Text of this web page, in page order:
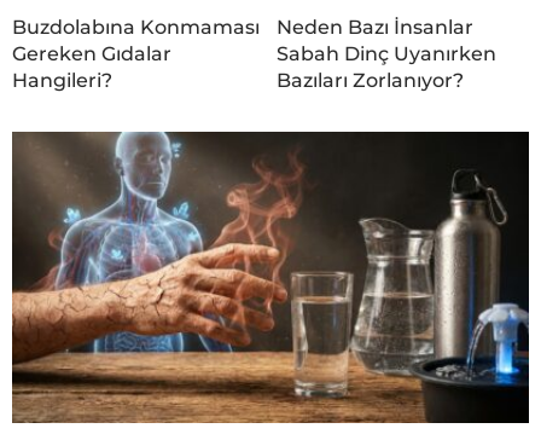
Buzdolabına Konmaması
Gereken Gıdalar
Hangileri?
Neden Bazı İnsanlar
Sabah Dinç Uyanırken
Bazıları Zorlanıyor?